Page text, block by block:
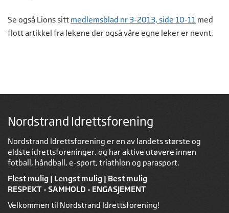
Se også Lions sitt medlemsblad nr 3-2013, side 10-11 med
flott artikkel fra lekene der også våre egne leker er nevnt.
Nordstrand Idrettsforening
Nordstrand Idrettsforening er en av landets største og
eldste idrettsforeninger, og har aktive utøvere innen
fotball, håndball, e-sport, triathlon og parasport.
Flest mulig | Lengst mulig | Best mulig
RESPEKT - SAMHOLD - ENGASJEMENT
Velkommen til Nordstrand Idrettsforening!